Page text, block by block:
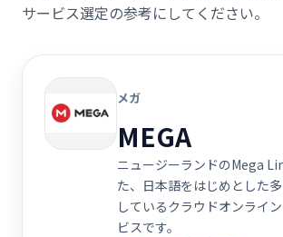
サービス選定の参考にしてください。
メガ
MEGA
ニュージーランドのMega
た、日本語をはじめとした
しているクラウドオンライ
ビスです。